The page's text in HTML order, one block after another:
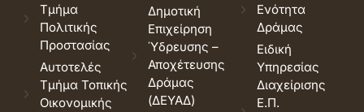
Τμήμα
Πολιτικής
Προστασίας
Αυτοτελές
Τμήμα Τοπικής
Οικονομικής
Δημοτική
Επιχείρηση
Ύδρευσης –
Αποχέτευσης
Δράμας
(ΔΕΥΑΔ)
Ενότητα
Δράμας
Ειδική
Υπηρεσίας
Διαχείρισης
Ε.Π.